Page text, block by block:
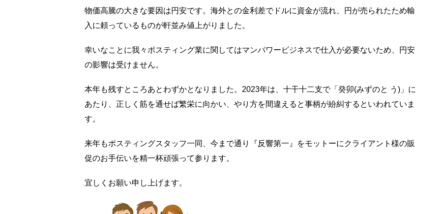
物価高騰の大きな要因は円安です。海外との金利差でドルに資金が流れ、円が売られたため輸
入に頼っているものが軒並み値上がりました。
幸いなことに我々ポスティング業に関してはマンパワービジネスで仕入が必要ないため、円安
の影響は受けません。
本年も残すところあとわずかとなりました。 2023年は、十干十二支で「癸卯(みずのと う ) 」に
あたり、正しく筋を通せば繁栄に向かい、やり方を間違えると事柄が紛糾するといわれていま
す。
来年もポスティングスタッフ一同、今まで通り『反響第一』をモットーにクライアント様の販
促のお手伝いを精一杯頑張って参ります。
宜しくお願い申し上げます。